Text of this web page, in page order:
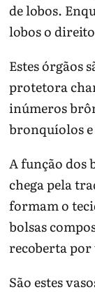
de lobos.
lobos o
Estes órgãos
protetora
inúmeros
bronquíolos
A função dos
chega pela
formam o
bolsas
recoberta por
São estes